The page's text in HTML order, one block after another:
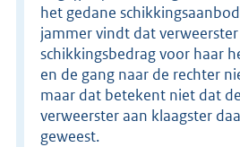
het gedane
jammer vindt dat
schikkingsbedrag voor haar
en de gang naar de rechter
maar dat betekent niet dat
verweerster aan klaagster
geweest.